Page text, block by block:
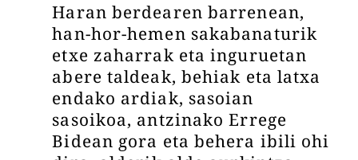
Haran berdearen barrenean,
han-hor-hemen sakabanaturik
etxe zaharrak eta inguruetan
abere taldeak, behiak eta latxa
endako ardiak, sasoian
sasoikoa, antzinako Errege
Bidean gora eta behera ibili ohi